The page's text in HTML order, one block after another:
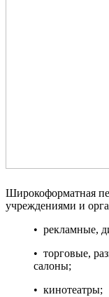
Широкоформатная
учреждениями и
• рекламные,
• торговые,
салоны;
• кинотеатры;